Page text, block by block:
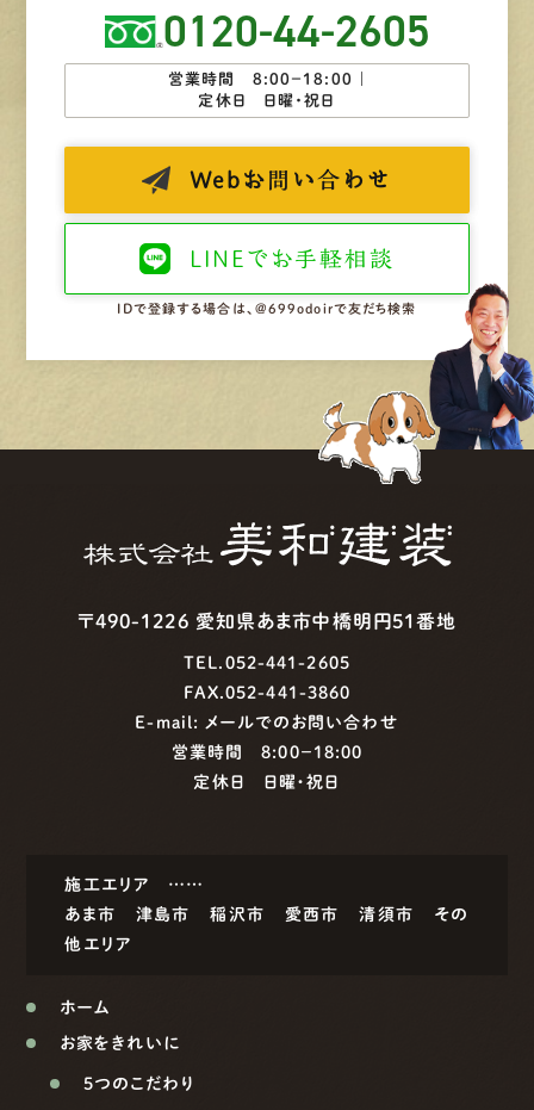
0120-44-2605
営業時間 8:00−18:00 ｜
定休日 日曜・祝日
Web お問い合わせ
LINEで お手軽相談
IDで登録する場合は、@699odoirで友だち検索
〒490-1226 愛知県あま市中橋明円51番地
TEL.052-441-2605
FAX.052-441-3860
E-mail: メールでのお問い合わせ
営業時間 8:00−18:00
定休日 日曜・祝日
施工エリア ……
あま市
津島市 稲沢市 愛西市 清須市
その
他エリア
ホーム
お家をきれいに
5つのこだわり